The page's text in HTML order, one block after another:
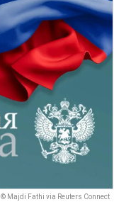
© Majdi Fathi via Reuters Connect